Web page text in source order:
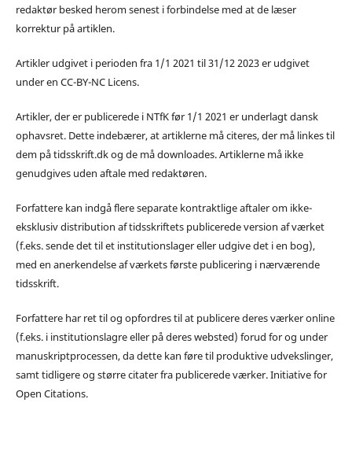
redaktør besked herom senest i forbindelse med at de læser
korrektur på artiklen.
Artikler udgivet i perioden fra 1/1 2021 til 31/12 2023 er udgivet
under en CC-BY-NC Licens.
Artikler, der er publicerede i NTfK før 1/1 2021 er underlagt dansk
ophavsret. Dette indebærer, at artiklerne må citeres, der må linkes til
dem på tidsskrift.dk og de må downloades. Artiklerne må ikke
genudgives uden aftale med redaktøren.
Forfattere kan indgå flere separate kontraktlige aftaler om ikke-
eksklusiv distribution af tidsskriftets publicerede version af værket
(f.eks. sende det til et institutionslager eller udgive det i en bog),
med en anerkendelse af værkets første publicering i nærværende
tidsskrift.
Forfattere har ret til og opfordres til at publicere deres værker online
(f.eks. i institutionslagre eller på deres websted) forud for og under
manuskriptprocessen, da dette kan føre til produktive udvekslinger,
samt tidligere og større citater fra publicerede værker. Initiative for
Open Citations.